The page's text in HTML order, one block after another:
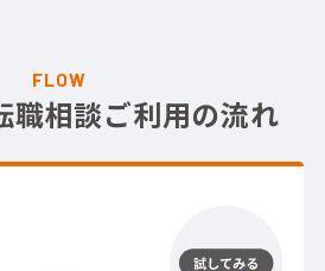
FLOW
職相談ご利用の流れ